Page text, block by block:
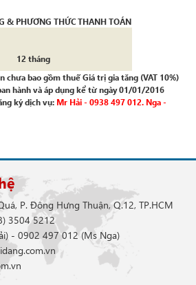
& PHƯƠNG THỨC THANH TOÁN
12 tháng
chưa bao gồm thuế Giá trị gia tăng (VAT 10%)
hành và áp dụng kể từ ngày 01/01/2016
ký dịch vụ: Mr Hải- 0938 497 012. Nga -
P. Đông Hưng Thuận, Q.12, TP.HCM
3504 5212
- 0902 497 012(Ms Nga)